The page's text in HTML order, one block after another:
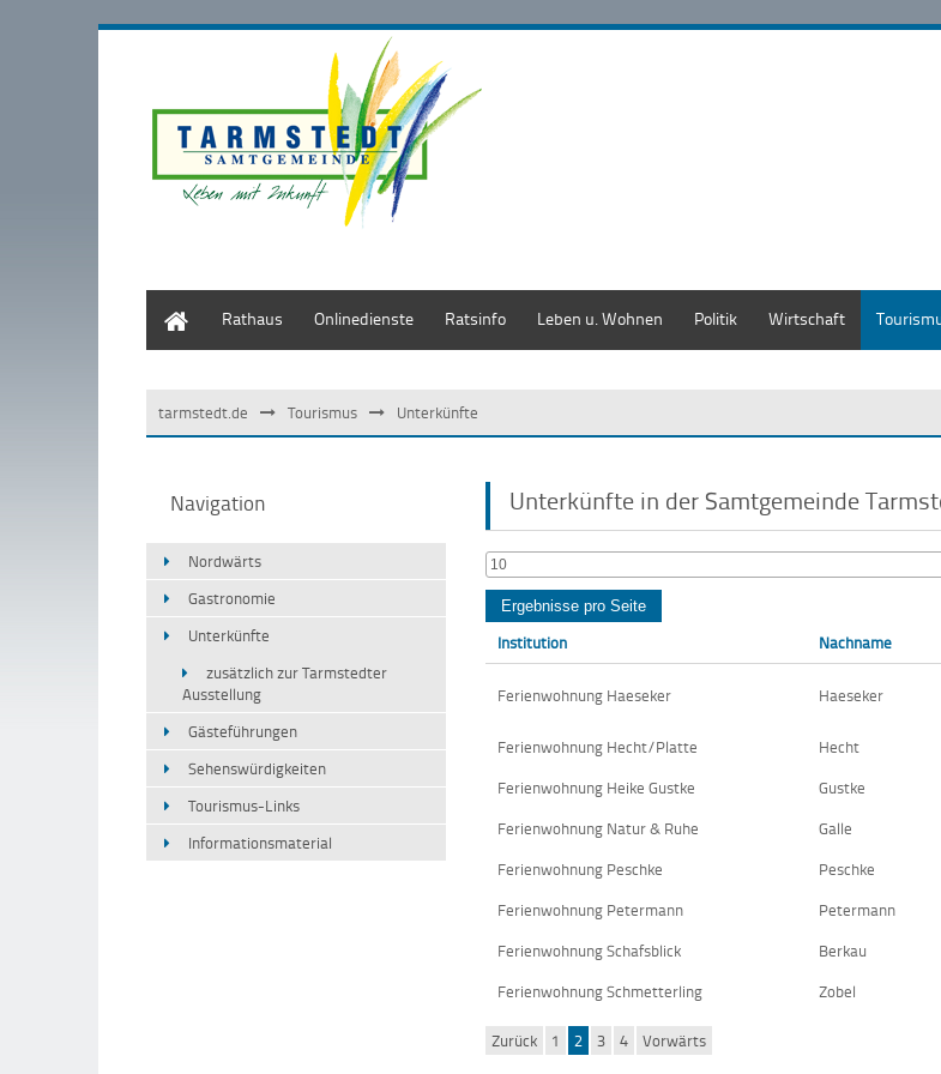
Rathaus Onlinedienste Ratsinfo Leben u. Wohnen Politik Wirtschaft
tarmstedt.de Tourismus Unterkünfte
Navigation
Nordwärts
Gastronomie
Unterkünfte
zusätzlich zur Tarmstedter
Ausstellung
Gästeführungen
Sehenswürdigkeiten
Tourismus-Links
Informationsmaterial
Unterkünfte in der Samtgemeinde
10
Institution Nachname
Ferienwohnung Haeseker Haeseker
Ferienwohnung Hecht/Platte Hecht
Ferienwohnung Heike Gustke
Gustke
Ferienwohnung Natur & Ruhe
Galle
Ferienwohnung Peschke
Peschke
Ferienwohnung Petermann
Petermann
Ferienwohnung Schafsblick
Berkau
Ferienwohnung Schmetterling
Zobel
Zurück 1 2 3 4 Vorwärts